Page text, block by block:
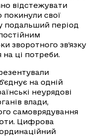
відстежувати
свої
подальший період
зворотного зв’язку
на ці потреби.
на одній
неурядові
влади,
самоврядування
Цифрова